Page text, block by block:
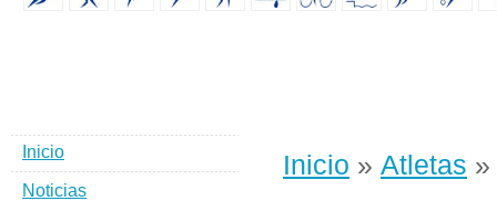
Inicio » Atletas
Inicio
Noticias